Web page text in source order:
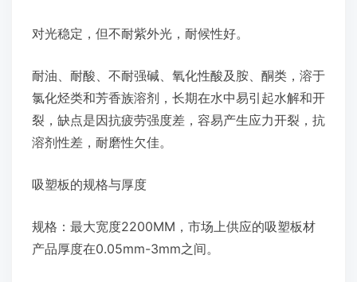
对光稳定，但不耐紫外光，耐候性好。
耐油、耐酸、不耐强碱、氧化性酸及胺、酮类，溶于
氯化烃类和芳香族溶剂，长期在水中易引起水解和开
裂，缺点是因抗疲劳强度差，容易产生应力开裂，抗
溶剂性差，耐磨性欠佳。
吸塑板的规格与厚度
规格：最大宽度2200MM，市场上供应的吸塑板材
产品厚度在0.05mm-3mm之间。